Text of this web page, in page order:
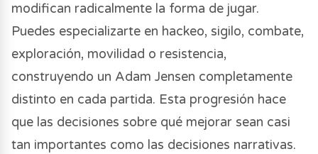
modifican radicalmente la forma de jugar.
Puedes especializarte en hackeo, sigilo, combate,
exploración, movilidad o resistencia,
construyendo un Adam Jensen completamente
distinto en cada partida. Esta progresión hace
que las decisiones sobre qué mejorar sean casi
tan importantes como las decisiones narrativas.